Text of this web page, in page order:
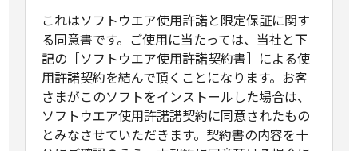
これはソフトウエア使用許諾と限定保証に関す
る同意書です。ご使用に当たっては、当社と下
記の［ソフトウエア使用許諾契約書］による使
用許諾契約を結んで頂くことになります。お客
さまがこのソフトをインストールした場合は、
ソフトウエア使用許諾諾契約に同意されたもの
とみなさせていただきます。契約書の内容を十